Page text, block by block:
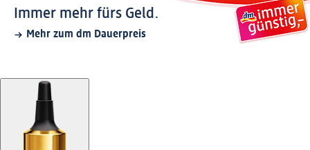
Immer mehr fürs Geld.
Mehr zum dm Dauerpreis